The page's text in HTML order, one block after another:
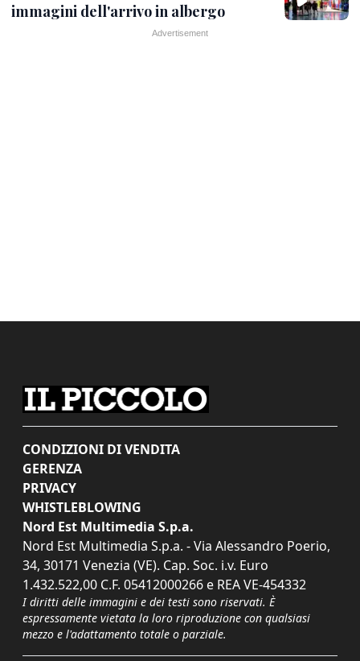
immagini dell'arrivo in albergo
CONDIZIONI DI VENDITA
GERENZA
PRIVACY
WHISTLEBLOWING
Nord Est Multimedia S.p.a.
Nord Est Multimedia S.p.a. - Via Alessandro Poerio,
34, 30171 Venezia (VE). Cap. Soc. i.v. Euro
1.432.522,00 C.F. 05412000266 e REA VE-454332
I diritti delle immagini e dei testi sono riservati. È
espressamente vietata la loro riproduzione con qualsiasi
mezzo e l'adattamento totale o parziale.